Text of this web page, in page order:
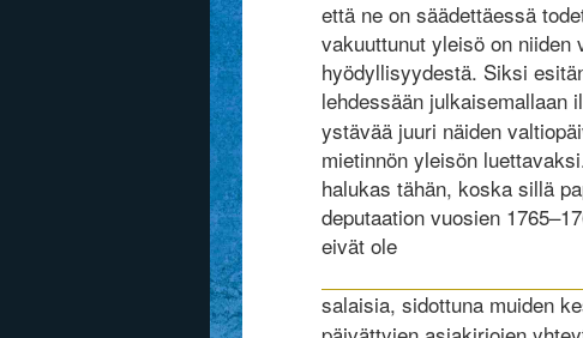
että ne on säädettäessä
vakuuttunut yleisö on niiden
hyödyllisyydestä. Siksi
lehdessään julkaisemallaan
ystävää juuri näiden
mietinnön yleisön
halukas tähän, koska sillä
deputaation vuosien
eivät ole
salaisia, sidottuna muiden